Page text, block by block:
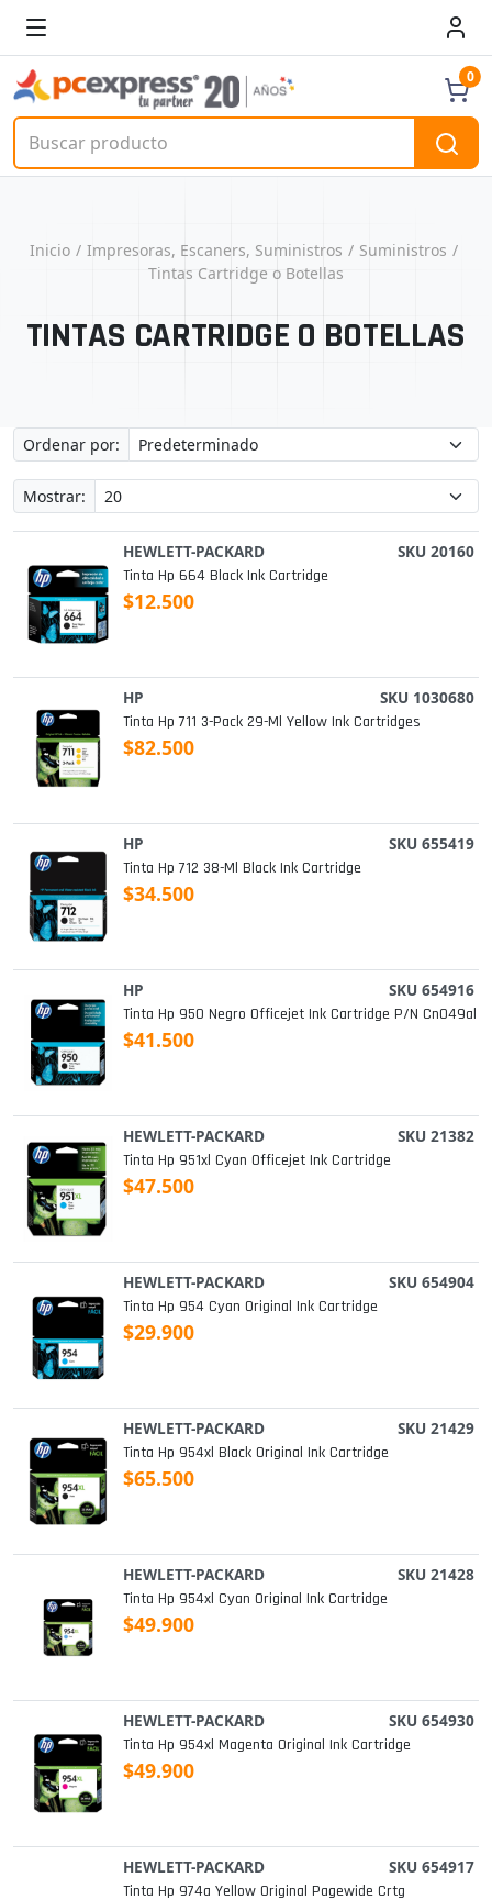
0
Inicio Impresoras, Escaners, Suministros
Suministros
Tintas Cartridge o Botellas
TINTAS CARTRIDGE O BOTELLAS
Ordenar por:
Mostrar:
HEWLETT-PACKARD SKU 20160
Tinta Hp 664 Black Ink Cartridge
$12.500
HP SKU 1030680
Tinta Hp 711 3-Pack 29-Ml Yellow Ink Cartridges
$82.500
HP SKU 655419
Tinta Hp 712 38-Ml Black Ink Cartridge
$34.500
HP SKU 654916
Tinta Hp 950 Negro Officejet Ink Cartridge P/n Cn049al
$41.500
HEWLETT-PACKARD SKU 21382
Tinta Hp 951xl Cyan Officejet Ink Cartridge
$47.500
HEWLETT-PACKARD SKU 654904
Tinta Hp 954 Cyan Original Ink Cartridge
$29.900
HEWLETT-PACKARD SKU 21429
Tinta Hp 954xl Black Original Ink Cartridge
$65.500
HEWLETT-PACKARD SKU 21428
Tinta Hp 954xl Cyan Original Ink Cartridge
$49.900
HEWLETT-PACKARD SKU 654930
Tinta Hp 954xl Magenta Original Ink Cartridge
$49.900
HEWLETT-PACKARD SKU 654917
Tinta Hp 974a Yellow Original Pagewide Crtg